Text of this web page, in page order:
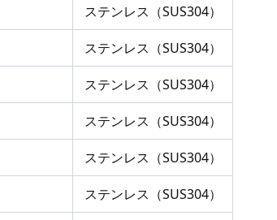
ステンレス（SUS304）
ステンレス（SUS304）
ステンレス（SUS304）
ステンレス（SUS304）
ステンレス（SUS304）
ステンレス（SUS304）